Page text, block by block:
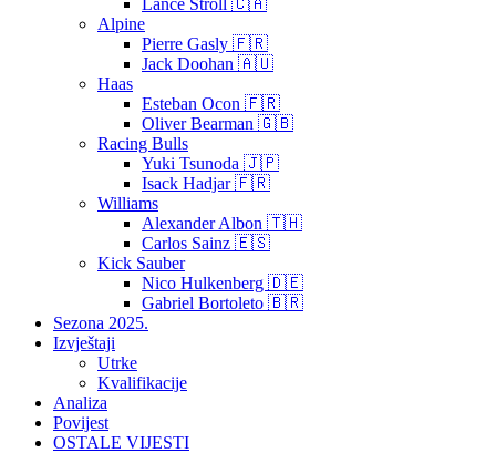
Lance Stroll 🇨🇦
Alpine
Pierre Gasly 🇫🇷
Jack Doohan 🇦🇺
Haas
Esteban Ocon 🇫🇷
Oliver Bearman 🇬🇧
Racing Bulls
Yuki Tsunoda 🇯🇵
Isack Hadjar 🇫🇷
Williams
Alexander Albon 🇹🇭
Carlos Sainz 🇪🇸
Kick Sauber
Nico Hulkenberg 🇩🇪
Gabriel Bortoleto 🇧🇷
Sezona 2025.
Izvještaji
Utrke
Kvalifikacije
Analiza
Povijest
OSTALE VIJESTI